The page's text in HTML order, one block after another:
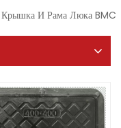
Крышка И Рама Люка BMC